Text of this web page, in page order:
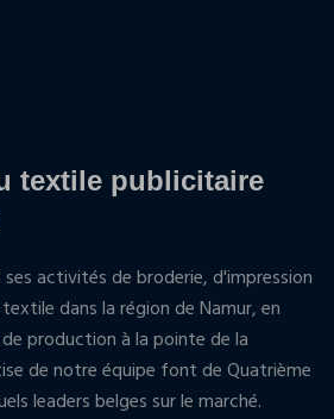
textile publicitaire
activités de broderie, d'impression
dans la région de Namur, en
production à la pointe de la
de notre équipe font de Quatrième
leaders belges sur le marché.